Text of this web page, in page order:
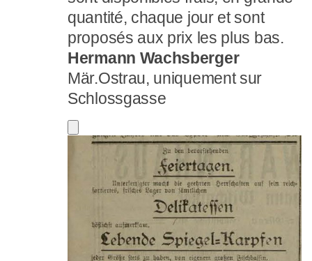
quantité, chaque jour et sont
proposés aux prix les plus bas.
Hermann Wachsberger
Mär.Ostrau, uniquement sur
Schlossgasse